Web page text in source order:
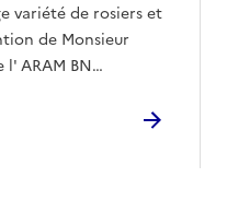
variété de rosiers et
de Monsieur
l' ARAM BN